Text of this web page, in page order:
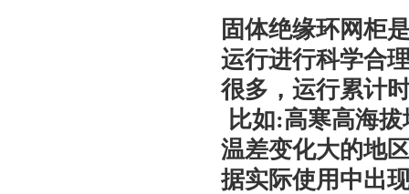
固体绝缘环网柜
运行进行科学合
很多，运行累计
比如:高寒高海
温差变化大的地
据实际使用中出